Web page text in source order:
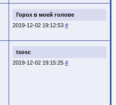
Горох в моей голове
2019-12-02 19:12:53 #
tsosc
2019-12-02 19:15:25 #